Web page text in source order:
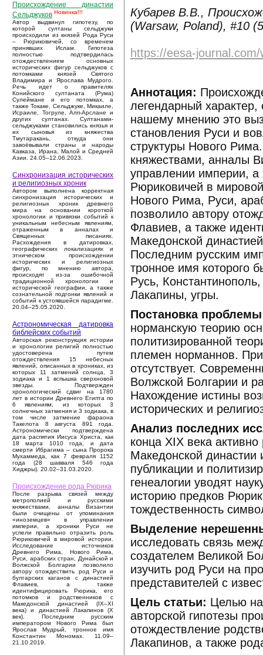
Происхождение династии
Сельджуков Новинка!!!
Автор выдвинул гипотезу, по
которой султаны сельджуки
происходили из князей Рода Руси
– Рюриковичей, со временем
принявших Ислам. Гипотеза
полностью подтвердилась
отождествлением основных
исторических фигур сельджуков с
потомками князей Святого
Владимира и Ярослава Мудрого.
Речь идет о правителях
Конийского султаната (Рума)
Сулеймане и его потомках, а
также Токаке, Сельджуке, Микаиле,
Исраиле, Тогруле, Алп-Арслане и
других султанах. Султанами-
сельджуками становились князья и
их сыновья из княжества
Тмутаракань, откуда они
завоёвывали страны и народы
Кавказа, Ирана, Малой и Средней
Азии. 24.05–12.06.2023.
Синхронизация исторических
и религиозных хроник
Автором выполнена корректная
синхронизация исторических и
религиозных хроник древнего
мира на основании короткой
хронологии и привязки событий к
уникальным небесным явлениям,
отраженным в анналах и
Священных писаниях.
Расхождения в датировках,
географических локализациях и
этническом происхождении
исторических и религиозных
фигур, по мнению автора,
происходят из-за ошибочной
традиционной хронологии и
исторической географии, а также
сознательной подгонки явлений и
событий к устоявшейся парадигме.
20.04–25.05.2020.
Астрономическая датировка
библейских событий
Авторская реконструкция истории
и хронологии религий полностью
удостоверена путем
отождествления 15 небесных
явлений, описанных в хрониках, из
которых 11 затмений солнца, 3
зодиака и 1 вспышка сверхновой
звезды. Подтвержден
хронологический сдвиг на 1780
лет в истории Древнего Египта по
6 явлениям, из которых 3
солнечных затмения и 3 зодиака, в
том числе затмение фараона
Такелота 8 августа 891 года.
Астрономически подтверждена
дата распятия Иисуса Христа, как
18 марта 1010 года, и дата
смерти Ибрагима – сына Пророка
Мухаммеда, как 7 февраля 1152
года (28 шавваля 546 года
Хиджры). 20.02–31.03.2020.
Происхождение рода Рюрика
После разрыва связей между
метрополией и русскими
княжествами, анналы Византии
были очищены от упоминания
«иноземцев» в управлении
империи, а хроники Руси не
успели правильно отразить роль
Рюриковичей в мировой истории.
Исследование источников
Древнего Рима, Нового Рима,
Руси, арабских стран, Дунайской и
Волжской Болгарии позволило
автору отождествить род Руси и
булгарских каганов с династией
Флавиев, а также
идентифицировать Рюрика, его
потомков и родственников с
Македонской династией (IX–XI
века) и династией Лакапинов (X
век). Последним русским
императором Нового Рима был
Ярослав Мудрый, тронное имя
Константин Мономах. 11.09–
21.10.2019.
Кубарев В.В.,
(Warsaw, Poland), #10
https://eesa-
Аннотация:
легендарный
нашему мнению это
становления Руси и
структуры Нового
княжествами, анналы
управлении империи, а
Рюриковичей в
Нового Рима, Руси,
позволило автору
Флавиев, а также
Македонской
Последним русским
тронное имя которого
Русь,
Лакапины, угры.
Постановка
норманскую теорию
политизированной
племен норманнов.
отсутствует.
Волжской Болгарии и
Нахождение истины
исторических и
Анализ последних
конца XIX века
Македонской династии
публикации и
генеалогии уводят
историю предков
тождественность
Выделение
исследовать связь
создателем Великой
изучить род Руси на
представителей с
Цель статьи: Целью
авторской гипотезы
отождествление
Лакапинов, а также